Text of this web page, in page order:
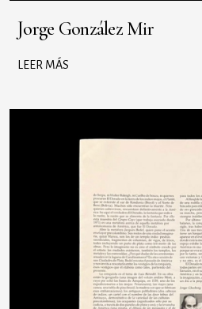
Jorge González Mir
LEER MÁS